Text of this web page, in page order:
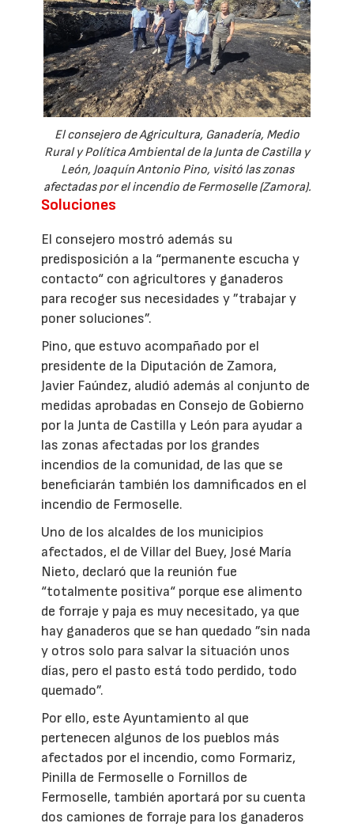
El consejero de Agricultura, Ganadería, Medio
Rural y Política Ambiental de la Junta de Castilla y
León, Joaquín Antonio Pino, visitó las zonas
afectadas por el incendio de Fermoselle (Zamora).
Soluciones
El consejero mostró además su
predisposición a la “permanente escucha y
contacto“ con agricultores y ganaderos
para recoger sus necesidades y ”trabajar y
poner soluciones”.
Pino, que estuvo acompañado por el
presidente de la Diputación de Zamora,
Javier Faúndez, aludió además al conjunto de
medidas aprobadas en Consejo de Gobierno
por la Junta de Castilla y León para ayudar a
las zonas afectadas por los grandes
incendios de la comunidad, de las que se
beneficiarán también los damnificados en el
incendio de Fermoselle.
Uno de los alcaldes de los municipios
afectados, el de Villar del Buey, José María
Nieto, declaró que la reunión fue
“totalmente positiva“ porque ese alimento
de forraje y paja es muy necesitado, ya que
hay ganaderos que se han quedado ”sin nada
y otros solo para salvar la situación unos
días, pero el pasto está todo perdido, todo
quemado”.
Por ello, este Ayuntamiento al que
pertenecen algunos de los pueblos más
afectados por el incendio, como Formariz,
Pinilla de Fermoselle o Fornillos de
Fermoselle, también aportará por su cuenta
dos camiones de forraje para los ganaderos